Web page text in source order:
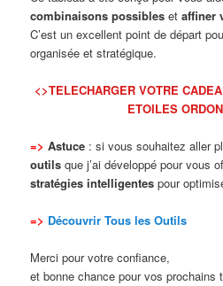
combinaisons possibles etaffiner
C’est un excellent point de départ
organisée et stratégique.
<>TELECHARGER VOTRE
ETOILES
=>Astuce : si vous souhaitez aller
outils que j’ai développé pour vous
stratégies intelligentes pour
=> Découvrir Tous les Outils
Merci pour votre confiance,
et bonne chance pour vos prochains